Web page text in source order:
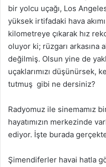
bir yolcu uçağı, Los
yüksek irtifadaki hava
kilometreye çıkarak hız
oluyor ki; rüzgarı arkasına
değilmiş. Olsun yine de
uçaklarımızı düşünürsek,
tutmuş gibi ne dersiniz?
Radyomuz ile sinemamız
hayatımızın merkezinde
ediyor. İşte burada
Şimendiferler havai hatla